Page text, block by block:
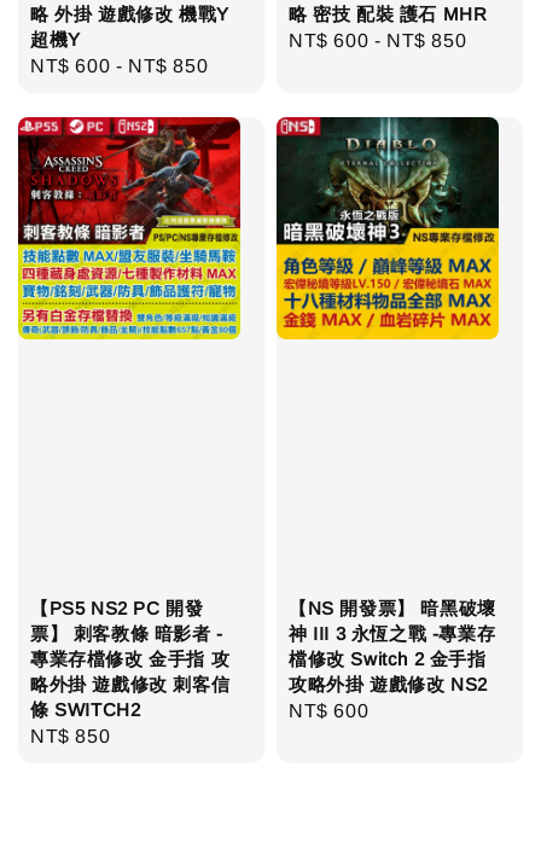
略 外掛 遊戲修改 機戰Y
超機Y
Regular
NT$ 600 - NT$ 850
略 密技 配裝 護石 MHR
Regular
NT$ 600 - NT$ 850
【PS5 NS2 PC 開發
票】 刺客教條 暗影者 -
專業存檔修改 金手指 攻
略外掛 遊戲修改 刺客信
條 SWITCH2
Regular
NT$ 850
【NS 開發票】 暗黑破壞
神 III 3 永恆之戰 -專業存
檔修改 Switch 2 金手指
攻略外掛 遊戲修改 NS2
Regular
NT$ 600